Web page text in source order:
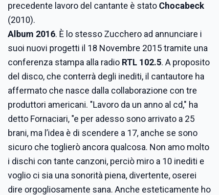
precedente lavoro del cantante è stato Chocabeck
(2010).
Album 2016. È lo stesso Zucchero ad annunciare i
suoi nuovi progetti il 18 Novembre 2015 tramite una
conferenza stampa alla radio RTL 102.5. A proposito
del disco, che conterrà degli inediti, il cantautore ha
affermato che nasce dalla collaborazione con tre
produttori americani. "Lavoro da un anno al cd," ha
detto Fornaciari, "e per adesso sono arrivato a 25
brani, ma l’idea è di scendere a 17, anche se sono
sicuro che toglierò ancora qualcosa. Non amo molto
i dischi con tante canzoni, perciò miro a 10 inediti e
voglio ci sia una sonorità piena, divertente, oserei
dire orgogliosamente sana. Anche esteticamente ho